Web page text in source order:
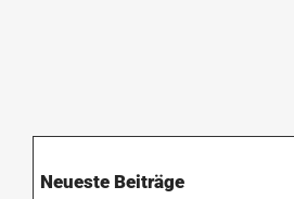
Neueste Beiträge